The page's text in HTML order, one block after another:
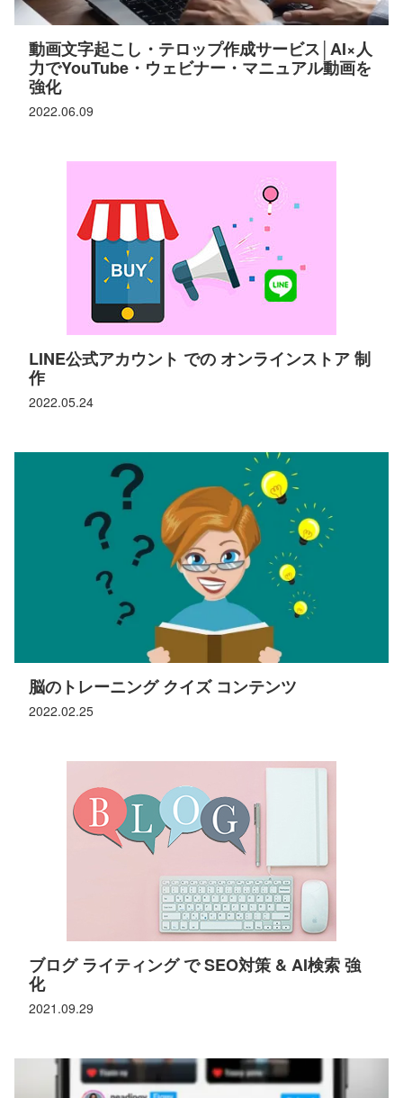
2022.06.09
動画文字起こし・テロップ作成サービス│AI×人
力でYouTube・ウェビナー・マニュアル動画を
強化
2022.05.24
LINE公式アカウント での オンラインストア 制
作
2022.02.25
脳のトレーニング クイズ コンテンツ
2021.09.29
ブログ ライティング で SEO対策 & AI検索 強
化